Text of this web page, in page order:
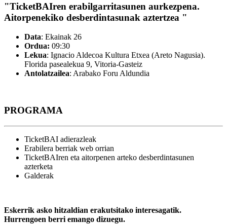
"TicketBAIren erabilgarritasunen aurkezpena.
Aitorpenekiko desberdintasunak aztertzea "
Data: Ekainak 26
Ordua: 09:30
Lekua: Ignacio Aldecoa Kultura Etxea (Areto Nagusia).
Florida pasealekua 9, Vitoria-Gasteiz
Antolatzailea: Arabako Foru Aldundia
PROGRAMA
TicketBAI adierazleak
Erabilera berriak web orrian
TicketBAIren eta aitorpenen arteko desberdintasunen
azterketa
Galderak
Eskerrik asko hitzaldian erakutsitako interesagatik.
Hurrengoen berri emango dizuegu.